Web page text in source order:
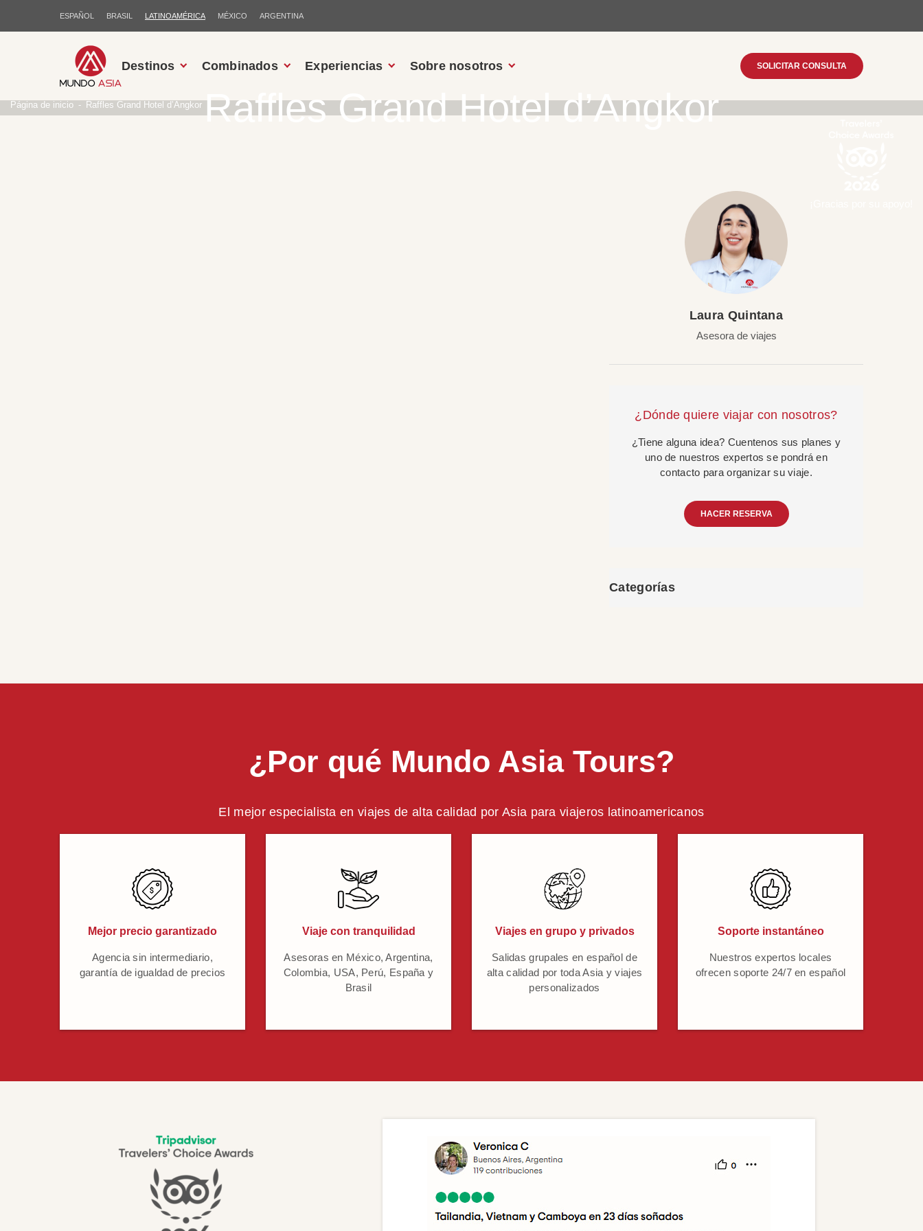
ESPAÑOL BRASIL LATINOAMÉRICA MÉXICO ARGENTINA
Destinos Combinados Experiencias Sobre nosotros SOLICITAR CONSULTA
Raffles Grand Hotel d’Angkor
Página de inicio Raffles Grand Hotel d’Angkor
Laura Quintana
Asesora de viajes
¿Dónde quiere viajar con nosotros?
¿Tiene alguna idea? Cuentenos sus planes y
uno de nuestros expertos se pondrá en
contacto para organizar su viaje.
HACER RESERVA
Categorías
¿Por qué Mundo Asia Tours?
El mejor especialista en viajes de alta calidad por Asia para viajeros latinoamericanos
Mejor precio garantizado
Agencia sin intermediario,
garantía de igualdad de precios
Viaje con tranquilidad
Asesoras en México, Argentina,
Colombia, USA, Perú, España y
Brasil
Viajes en grupo y privados
Salidas grupales en español de
alta calidad por toda Asia y viajes
personalizados
Soporte instantáneo
Nuestros expertos locales
ofrecen soporte 24/7 en español